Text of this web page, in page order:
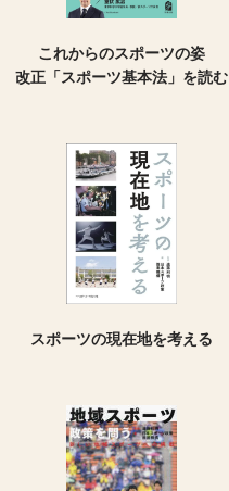
これからのスポーツの姿
改正「スポーツ基本法」を読む
スポーツの現在地を考える